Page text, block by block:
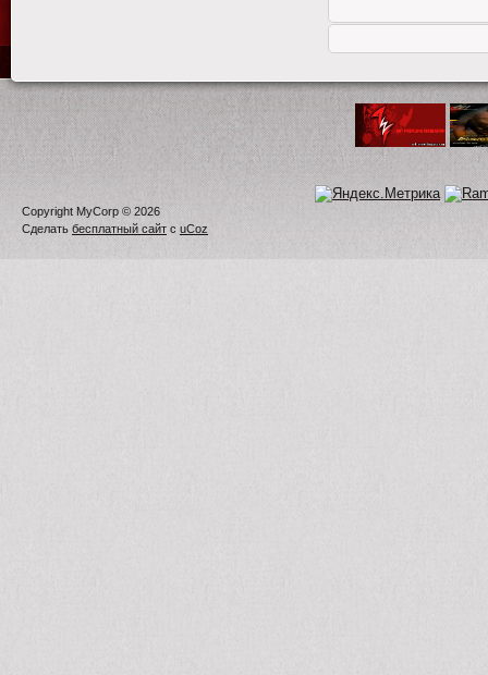
Copyright MyCorp © 2026
Сделать бесплатный сайт с uCoz